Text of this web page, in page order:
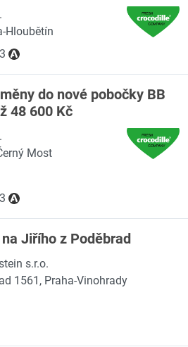
Hloubětín
do nové pobočky BB
48 600 Kč
Most
Jiřího z Poděbrad
s.r.o.
1561, Praha-Vinohrady